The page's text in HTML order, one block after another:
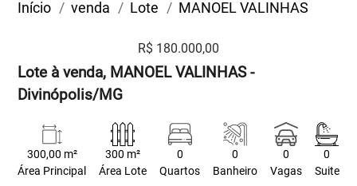
Início venda Lote MANOEL VALINHAS
R$ 180.000,00
Lote à venda, MANOEL VALINHAS -
Divinópolis/MG
300,00 m²
Área Principal
300 m²
Área Lote
0
Quartos
0
Banheiro
0
Vagas
0
Suite